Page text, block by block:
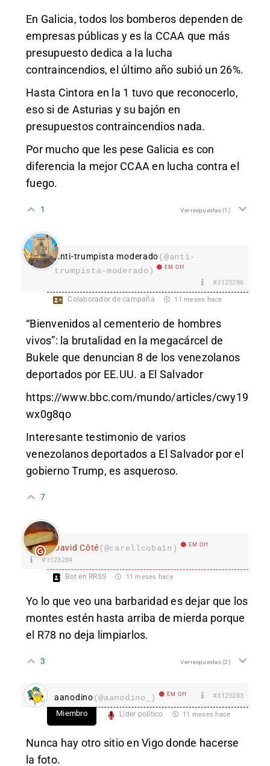
En Galicia, todos los bomberos dependen de
empresas públicas y es la CCAA que más
presupuesto dedica a la lucha
contraincendios, el último año subió un 26%.
Hasta Cintora en la 1 tuvo que reconocerlo,
eso si de Asturias y su bajón en
presupuestos contraincendios nada.
Por mucho que les pese Galicia es con
diferencia la mejor CCAA en lucha contra el
fuego.
1 Ver respuestas(1)
Anti-trumpista moderado(@anti-
trumpista-moderado)
EM Off
#3123286
Colaborador de campaña 11 meses hace
“Bienvenidos al cementerio de hombres
vivos”: la brutalidad en la megacárcel de
Bukele que denuncian 8 de los venezolanos
deportados por EE.UU. a El Salvador
https://www.bbc.com/mundo/articles/cwy19
wx0g8qo
Interesante testimonio de varios
venezolanos deportados a El Salvador por el
gobierno Trump, es asqueroso.
7
David Côté(@carellcobain) EM Off
#3123284
Bot en RRSS 11 meses hace
Yo lo que veo una barbaridad es dejar que los
montes estén hasta arriba de mierda porque
el R78 no deja limpiarlos.
3 Ver respuestas(2)
aanodino(@aanodino_) EM Off #3123283
Miembro Líder político 11 meses hace
Nunca hay otro sitio en Vigo donde hacerse
la foto.